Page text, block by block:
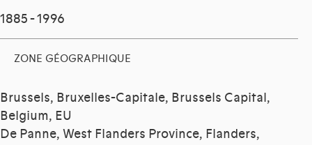
1885 - 1996
ZONE GÉOGRAPHIQUE
Brussels, Bruxelles-Capitale, Brussels Capital,
Belgium, EU
De Panne, West Flanders Province, Flanders,